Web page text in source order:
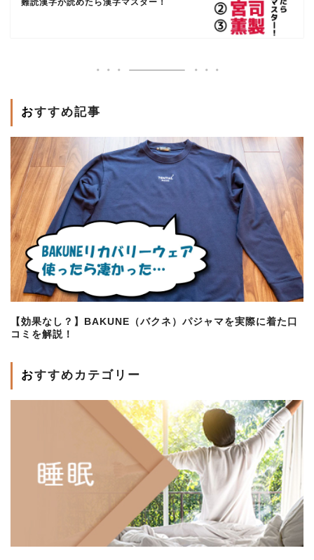
難読漢字が読めたら漢字マスター！
おすすめ記事
【効果なし？】BAKUNE（バクネ）パジャマを実際に着た口
コミを解説！
おすすめカテゴリー